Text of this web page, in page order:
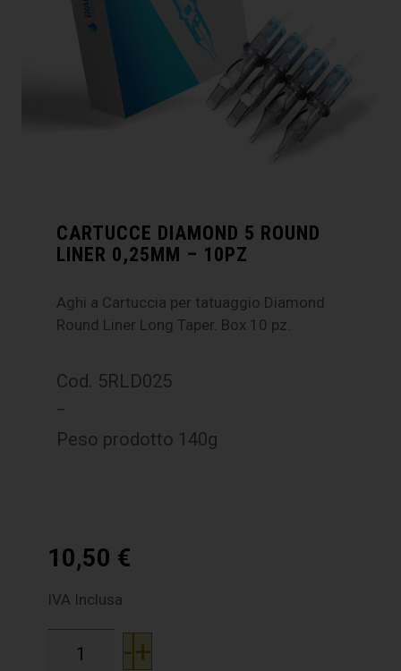
CARTUCCE DIAMOND 5 ROUND
LINER 0,25MM – 10PZ
Aghi a Cartuccia per tatuaggio Diamond
Round Liner Long Taper. Box 10 pz.
Cod. 5RLD025
–
Peso prodotto 140g
10,50 €
IVA Inclusa
-+